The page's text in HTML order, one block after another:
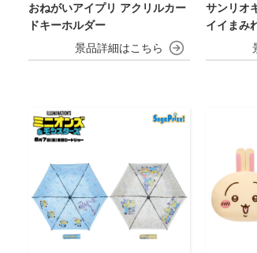
おねがいアイプリ アクリルカー
ドキーホルダー
サンリオ
イイまみ
ぬいぐる